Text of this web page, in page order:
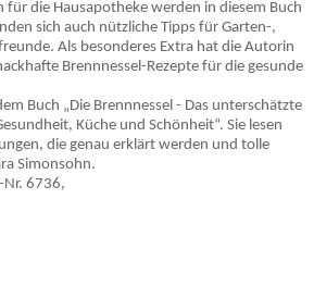
für die Hausapotheke werden in diesem Buch
sich auch nützliche Tipps für Garten-,
Als besonderes Extra hat die Autorin
Brennnessel-Rezepte für die gesunde
Buch „Die Brennnessel - Das unterschätzte
Küche und Schönheit“. Sie lesen
die genau erklärt werden und tolle
Simonsohn.
Nr. 6736,